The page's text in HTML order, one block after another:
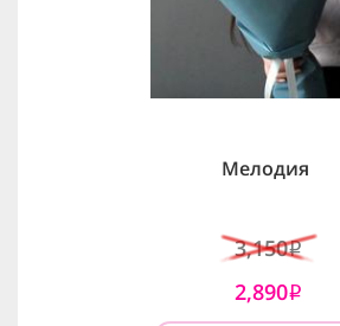
Мелодия
3,150i
2,890i